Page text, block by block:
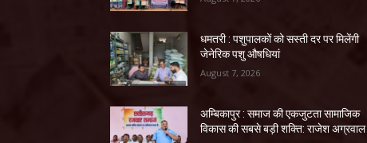
धमतरी : पशुपालकों को सस्ती दर पर मिलेंगी
जेनेरिक पशु औषधियां
August 7, 2026
अम्बिकापुर : समाज की एकजुटता सामाजिक
विकास की सबसे बड़ी शक्ति: राजेश अग्रवाल